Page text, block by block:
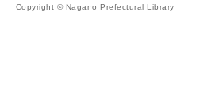
Copyright © Nagano Prefectural Library